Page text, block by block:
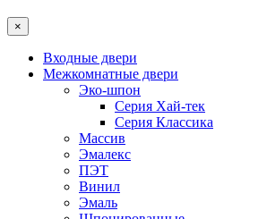
×
Входные двери
Межкомнатные двери
Эко-шпон
Серия Хай-тек
Серия Классика
Массив
Эмалекс
ПЭТ
Винил
Эмаль